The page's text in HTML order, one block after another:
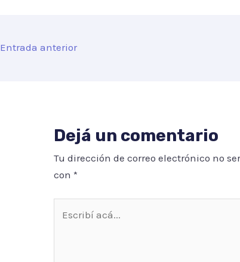
Entrada anterior
Dejá un comentario
Tu dirección de correo electrónico no
con*